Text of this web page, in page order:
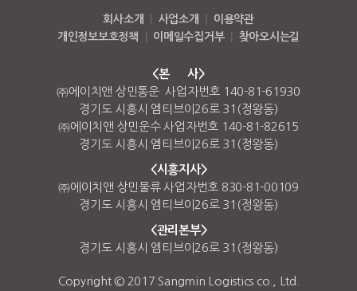
회사소개 사업소개
이용약관
개인정보보호정책
이메일수집거부 찾아오시는길
<본 사>
㈜에이치앤 상민통운 사업자번호 140-81-61930
경기도 시흥시 엠티브이26로 31(정왕동)
㈜에이치앤 상민운수 사업자번호 140-81-82615
경기도 시흥시 엠티브이26로 31(정왕동)
<시흥지사>
㈜에이치앤 상민물류 사업자번호 830-81-00109
경기도 시흥시 엠티브이26로 31(정왕동)
<관리본부>
경기도 시흥시 엠티브이26로 31(정왕동)
Copyright © 2017 Sangmin Logistics co., Ltd.